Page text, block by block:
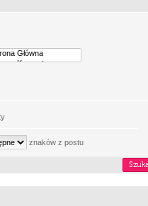
znaków z postu